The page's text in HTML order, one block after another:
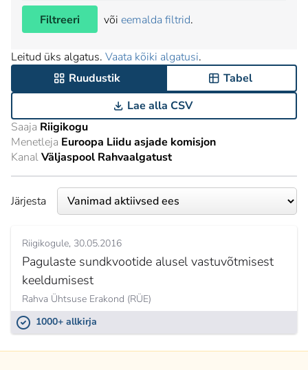
Filtreeri
või eemalda filtrid.
Leitud üks algatus. Vaata kõiki algatusi.
Ruudustik
Tabel
Lae alla CSV
Saaja Riigikogu
Menetleja Euroopa Liidu asjade komisjon
KanalVäljaspool Rahvaalgatust
Järjesta
Riigikogule 30.05.2016
Pagulaste sundkvootide alusel vastuvõtmisest
keeldumisest
Rahva Ühtsuse Erakond (RÜE)
1000+ allkirja